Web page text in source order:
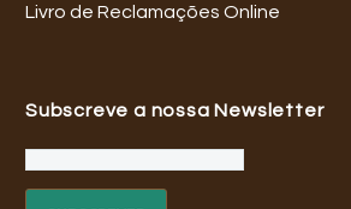
Livro de Reclamações Online
Subscreve a nossa Newsletter